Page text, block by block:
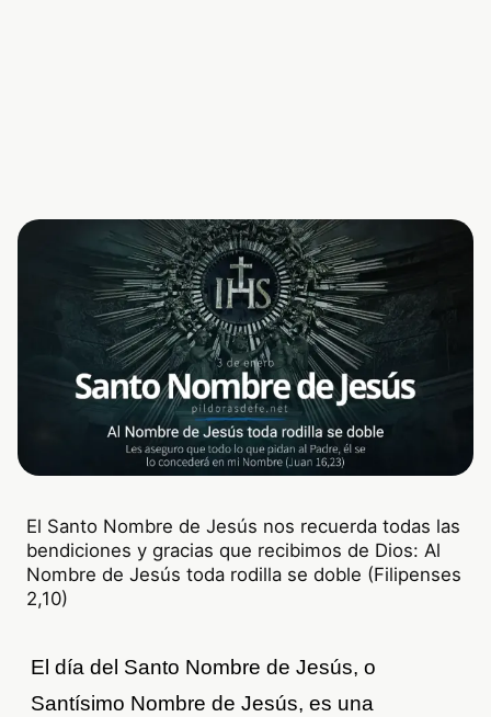
El Santo Nombre de Jesús nos recuerda todas las
bendiciones y gracias que recibimos de Dios: Al
Nombre de Jesús toda rodilla se doble (Filipenses
2,10)
El día del Santo Nombre de Jesús, o
Santísimo Nombre de Jesús, es una